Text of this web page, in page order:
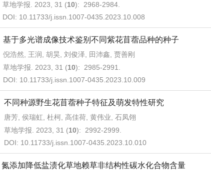
草地学报. 2023, 31 (10): 2968-2984.
DOI: 10.11733/j.issn.1007-0435.2023.10.008
基于多光谱成像技术鉴别不同紫花苜蓿品种的种子
倪浩然, 王润, 胡昊, 刘俊泽, 田沛鑫, 贾善刚
草地学报. 2023, 31 (10): 2985-2991.
DOI: 10.11733/j.issn.1007-0435.2023.10.009
不同种源野生花苜蓿种子特征及萌发特性研究
唐芳, 侯瑞虹, 杜柯, 高佳荷, 黄伟业, 石凤翎
草地学报. 2023, 31 (10): 2992-2999.
DOI: 10.11733/j.issn.1007-0435.2023.10.010
氮添加降低盐渍化草地赖草非结构性碳水化合物含量